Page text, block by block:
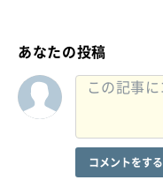
あなたの投稿
コメントをする